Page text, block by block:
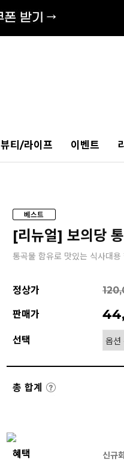
뷰티/라이프 이벤트
[리뉴얼] 보의당
통곡물 함유로 맛있는 식사대용
정상가
판매가
선택
총 합계
혜택 신규